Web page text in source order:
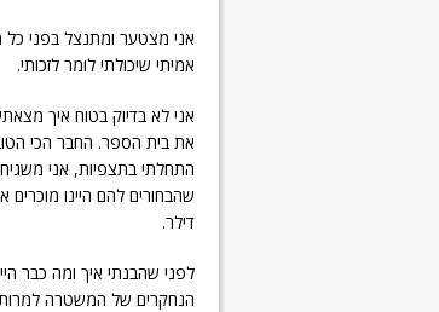
אני מצטער ומתנצל בפני כל
אמיתי שיכולתי לומר לזכותי.
אני לא בדיוק בטוח איך
את בית הספר. החבר הכי
התחלתי בתצפיות, אני
שהבחורים להם היינו
דילר.
הנחקרים של המשטרה